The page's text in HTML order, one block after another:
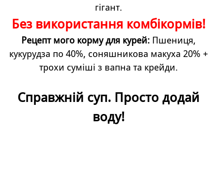
гігант.
Без використання комбікормів!
Рецепт мого корму для курей: Пшениця,
кукурудза по 40%, соняшникова макуха 20% +
трохи суміші з вапна та крейди.
Справжній суп. Просто додай
воду!